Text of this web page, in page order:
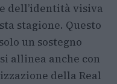
dell’identità visiva
stagione. Questo
un sostegno
allinea anche con
della Real